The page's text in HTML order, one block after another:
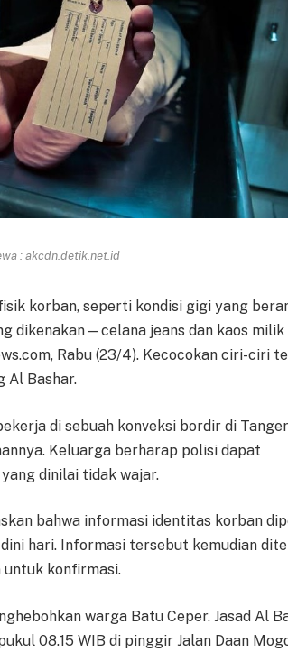
: akcdn.detik.net.id
korban, seperti kondisi gigi yang
dikenakan—celana jeans dan kaos milik
Rabu (23/4). Kecocokan ciri-ciri
Al Bashar.
di sebuah konveksi bordir di
Keluarga berharap polisi dapat
dinilai tidak wajar.
bahwa informasi identitas korban
hari. Informasi tersebut kemudian
untuk konfirmasi.
warga Batu Ceper. Jasad Al
08.15 WIB di pinggir Jalan Daan